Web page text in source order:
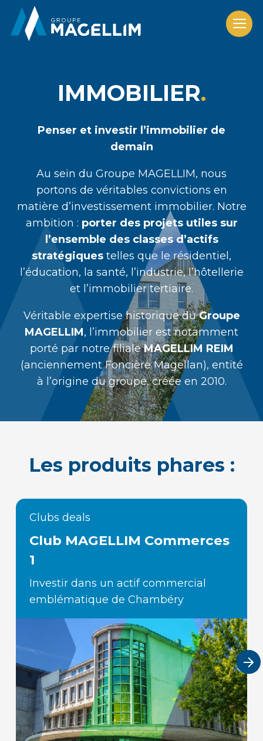
IMMOBILIER
Penser et investir l’immobilier de
demain
Au sein du Groupe MAGELLIM, nous
portons de véritables convictions en
matière d’investissement immobilier. Notre
ambition : porter des projets utiles sur
l’ensemble des classes d’actifs
stratégiques telles que le résidentiel,
l’éducation, la santé, l’industrie, l’hôtellerie
et l’immobilier tertiaire.
Véritable expertise historique duGroupe
MAGELLIM, l’immobilier est notamment
porté par notrefilialeMAGELLIM REIM
(anciennement Foncière Magellan), entité
à l’origine du groupe, créée en 2010.
Les produits phares :
Clubs deals
Club MAGELLIM Commerces
1
Investir dans un actif commercial
emblématique de Chambéry